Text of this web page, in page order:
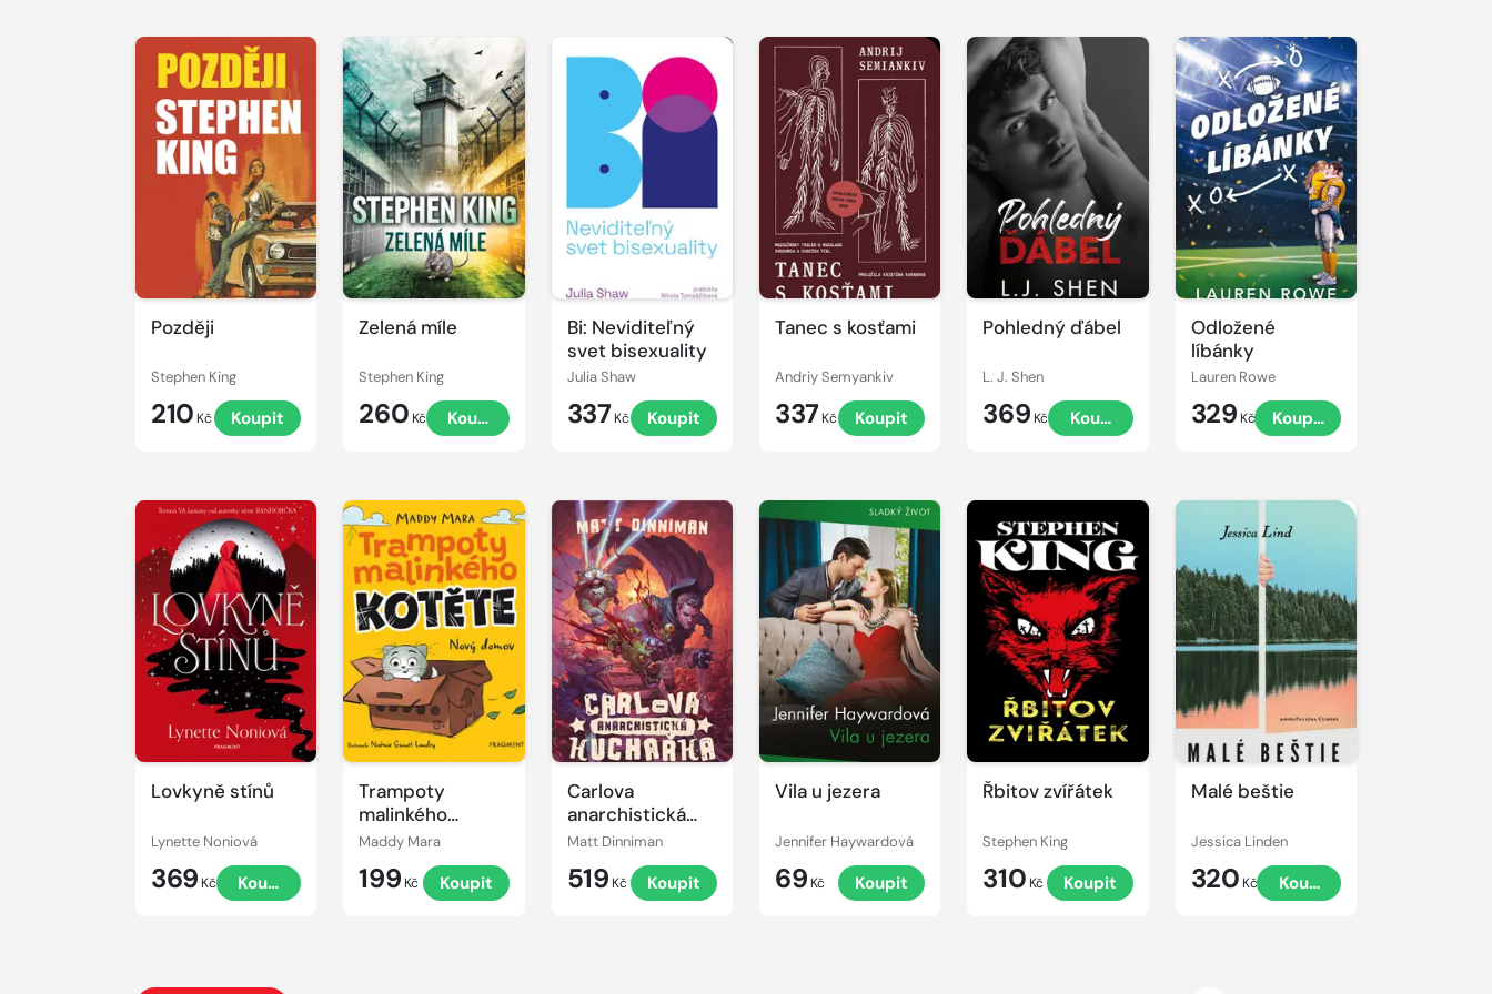
Později
Stephen King
210 Kč Koupit
Zelená míle
Stephen King
260 Kč Koupit
Bi: Neviditeľný
svet bisexuality
Julia Shaw
337 Kč Koupit
Tanec s kosťami
Andriy Semyankiv
337 Kč Koupit
Pohledný ďábel
L. J. Shen
369 Kč Koupit
Odložené
líbánky
Lauren Rowe
329 Kč Koupit
Lovkyně stínů
Lynette Noniová
369 Kč Koupit
Trampoty
malinkého
kotěte – Nový
Maddy Mara
199 Kč Koupit
Carlova
anarchistická
kuchařka
Matt Dinniman
519 Kč Koupit
Vila u jezera
Jennifer Haywardová
69 Kč Koupit
Řbitov zvířátek
Stephen King
310 Kč Koupit
Malé beštie
Jessica Linden
320 Kč Koupit